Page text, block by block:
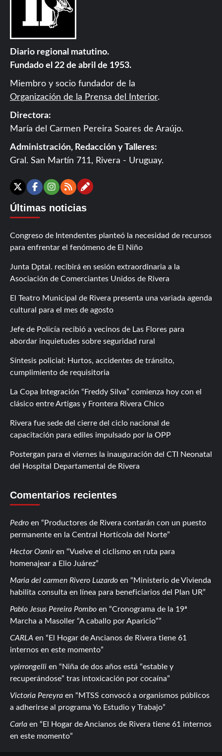
Diario regional matutino.
Fundado el 22 de abril de 1953.
Miembro y socio fundador de la
Organización de la Prensa del Interior.
Directora:
María del Carmen Pereira Soares de Araújo.
Administración, Redacción y Talleres:
Gral. San Martín 711, Rivera - Uruguay.
X Facebook
Instagram
RSSContáctanos
Últimas noticias
Congreso de Intendentes planteó la necesidad de recursos
para enfrentar el fenómeno de El Niño
Junta Dptal. recibirá en sesión extraordinaria a la
Asociación de Comerciantes Unidos de Rivera
El Teatro Municipal de Rivera presenta una variada agenda
cultural para el mes de agosto
Jefe de Policía recibió a vecinos de Las Flores para
abordar inquietudes sobre seguridad rural
Síntesis policial: Hurtos, accidentes de tránsito,
cumplimiento de requisitoria
La Copa Integración “Freddy Silva” comienza hoy con el
clásico entre Artigas y Frontera Rivera Chico
Rivera fue sede del cierre del ciclo nacional de
capacitación para ediles impulsado por la OPP
Postergan para el viernes la inauguración del CTI Neonatal
del Hospital Departamental de Rivera
Comentarios recientes
Pedro en
Productores de Rivera contarán con un puesto
permanente en la Central Hortícola del Norte
Hector Osmiren
Vuelve el ciclismo en ruta para
homenajear a Elio Juárez
Maria del carmen Rivero Luzardo en
Ministerio de Vivienda
habilita consulta en línea para beneficiarios del Plan UR
Pablo Jesus Pereira Pombo en
Cronograma de la 19ª
Marcha a Masoller “A caballo por Aparicio”
CARLA en
El Hogar de Ancianos de Rivera tiene 61
internos en este momento
vpirrongelli en
Niña de dos años está “estable y
recuperándose” tras intoxicación por cocaína
Victoria Pereyra en
MTSS convocó a organismos públicos
a adherirse al programa Yo Estudio y Trabajo
Carla en
El Hogar de Ancianos de Rivera tiene 61 internos
en este momento